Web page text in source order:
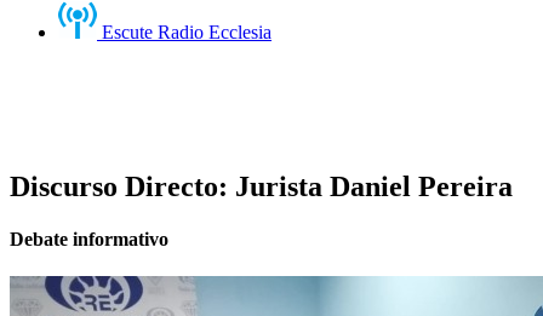
Escute Radio Ecclesia
Discurso Directo: Jurista Daniel Pereira
Debate informativo